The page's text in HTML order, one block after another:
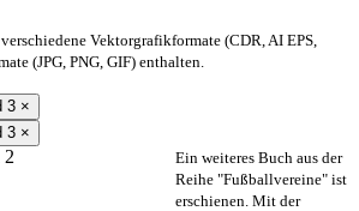
Vektorgrafikformate (CDR, AI EPS,
(JPG, PNG, GIF) enthalten.
×
×
Ein weiteres Buch aus der
Reihe "Fußballvereine" ist
erschienen. Mit der